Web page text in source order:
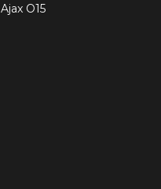
Ajax O15